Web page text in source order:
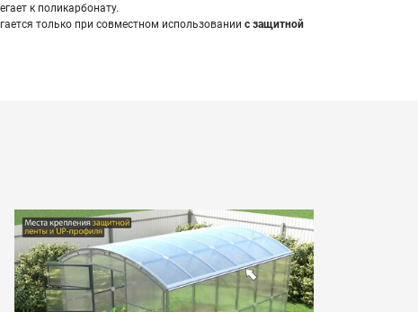
к поликарбонату.
только при совместном использованиис защитной